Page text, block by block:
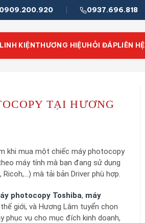
0909.200.920 0937.696.818
LINH KIỆNTHƯƠNG HIỆUHỎI ĐÁPLIÊN HỆ
TẠI HƯƠNG
khi mua một chiếc máy photocopy
máy tính mà bạn đang sử dụng
mà tải bản Driver phù hợp.
photocopy Toshiba, máy
giới, và Hương Lâm tuyển chọn
phục vụ cho mục đích kinh doanh,